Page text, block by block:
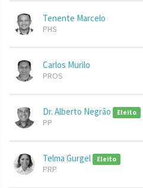
Tenente Marcelo
PHS
Carlos Murilo
PROS
Dr. Alberto Negrão Eleito
PP
Telma Gurgel Eleito
PRP